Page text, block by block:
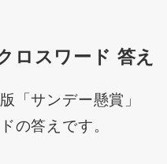
ロスワード 答え
「サンデー懸賞」
の答えです。